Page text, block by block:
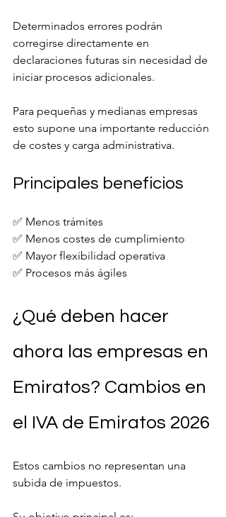
Determinados errores podrán
corregirse directamente en
declaraciones futuras sin necesidad de
iniciar procesos adicionales.
Para pequeñas y medianas empresas
esto supone una importante reducción
de costes y carga administrativa.
Principales beneficios
✅ Menos trámites
✅ Menos costes de cumplimiento
✅ Mayor flexibilidad operativa
✅ Procesos más ágiles
¿Qué deben hacer
ahora las empresas en
Emiratos? Cambios en
el IVA de Emiratos 2026
Estos cambios no representan una
subida de impuestos.